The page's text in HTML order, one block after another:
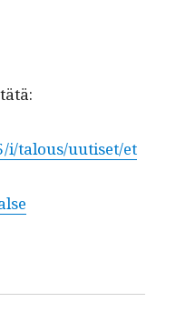
i/talous/uutiset/et